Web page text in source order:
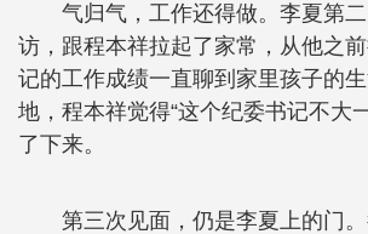
气归气，工作还得做。李夏第
访，跟程本祥拉起了家常，从他之
记的工作成绩一直聊到家里孩子的
地，程本祥觉得“这个纪委书记不大
了下来。
第三次见面，仍是李夏上的门